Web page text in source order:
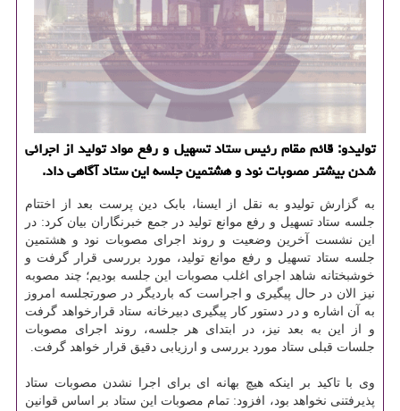
تولیدو: قائم مقام رئیس ستاد تسهیل و رفع مواد تولید از اجرائی
شدن بیشتر مصوبات نود و هشتمین جلسه این ستاد آگاهی داد.
به گزارش تولیدو به نقل از ایسنا، بابک دین پرست بعد از اختتام
جلسه ستاد تسهیل و رفع موانع تولید در جمع خبرنگاران بیان کرد: در
این نشست آخرین وضعیت و روند اجرای مصوبات نود و هشتمین
جلسه ستاد تسهیل و رفع موانع تولید، مورد بررسی قرار گرفت و
خوشبختانه شاهد اجرای اغلب مصوبات این جلسه بودیم؛ چند مصوبه
نیز الان در حال پیگیری و اجراست که باردیگر در صورتجلسه امروز
به آن اشاره و در دستور کار پیگیری دبیرخانه ستاد قرارخواهد گرفت
و از این به بعد نیز، در ابتدای هر جلسه، روند اجرای مصوبات
جلسات قبلی ستاد مورد بررسی و ارزیابی دقیق قرار خواهد گرفت.
وی با تاکید بر اینکه هیچ بهانه ای برای اجرا نشدن مصوبات ستاد
پذیرفتنی نخواهد بود، افزود: تمام مصوبات این ستاد بر اساس قوانین